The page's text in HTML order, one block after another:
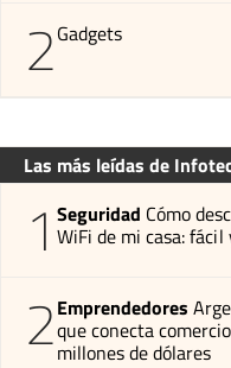
2Gadgets
Las más leídas de
1 Seguridad Cómo
WiFi de mi casa: fácil
2Emprendedores
que conecta
millones de dólares